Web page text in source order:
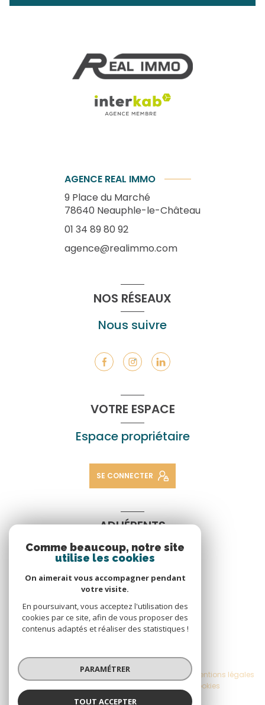
AGENCE REAL IMMO
9 Place du Marché
78640 Neauphle-le-Château
01 34 89 80 92
agence@realimmo.com
NOS RÉSEAUX
Nous suivre
VOTRE ESPACE
Espace propriétaire
SE CONNECTER
ADHÉRENTS
Nous adhérons
© 2026 | Tous droits réservés
Nos honoraires Nos partenaires
Mentions légales
Cookies
Comme beaucoup, notre site
utilise les cookies
On aimerait vous accompagner pendant
votre visite.
En poursuivant, vous acceptez l'utilisation des
cookies par ce site, afin de vous proposer des
contenus adaptés et réaliser des statistiques !
PARAMÉTRER
TOUT ACCEPTER